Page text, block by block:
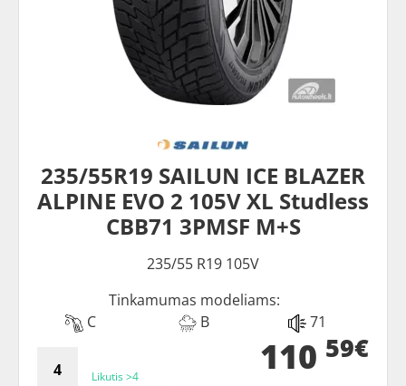
235/55R19 SAILUN ICE BLAZER
ALPINE EVO 2 105V XL Studless
CBB71 3PMSF M+S
235/55 R19 105V
Tinkamumas modeliams:
C
B 71
Likutis >4 110 59€